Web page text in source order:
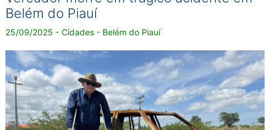
Belém do Piauí
25/09/2025 - Cidades - Belém do Piauí